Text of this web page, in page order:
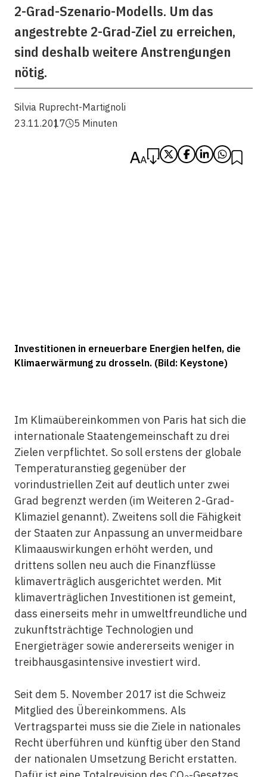
2-Grad-Szenario-Modells. Um das
angestrebte 2-Grad-Ziel zu erreichen,
sind deshalb weitere Anstrengungen
nötig.
Silvia Ruprecht-Martignoli
23.11.2017
5 Minuten
Investitionen in erneuerbare Energien helfen, die
Klimaerwärmung zu drosseln. (Bild: Keystone)
Im Klimaübereinkommen von Paris hat sich die
internationale Staatengemeinschaft zu drei
Zielen verpflichtet. So soll erstens der globale
Temperaturanstieg gegenüber der
vorindustriellen Zeit auf deutlich unter zwei
Grad begrenzt werden (im Weiteren 2-Grad-
Klimaziel genannt). Zweitens soll die Fähigkeit
der Staaten zur Anpassung an unvermeidbare
Klimaauswirkungen erhöht werden, und
drittens sollen neu auch die Finanzflüsse
klimaverträglich ausgerichtet werden. Mit
klimaverträglichen Investitionen ist gemeint,
dass einerseits mehr in umweltfreundliche und
zukunftsträchtige Technologien und
Energieträger sowie andererseits weniger in
treibhausgasintensive investiert wird.
Seit dem 5. November 2017 ist die Schweiz
Mitglied des Übereinkommens. Als
Vertragspartei muss sie die Ziele in nationales
Recht überführen und künftig über den Stand
der nationalen Umsetzung Bericht erstatten.